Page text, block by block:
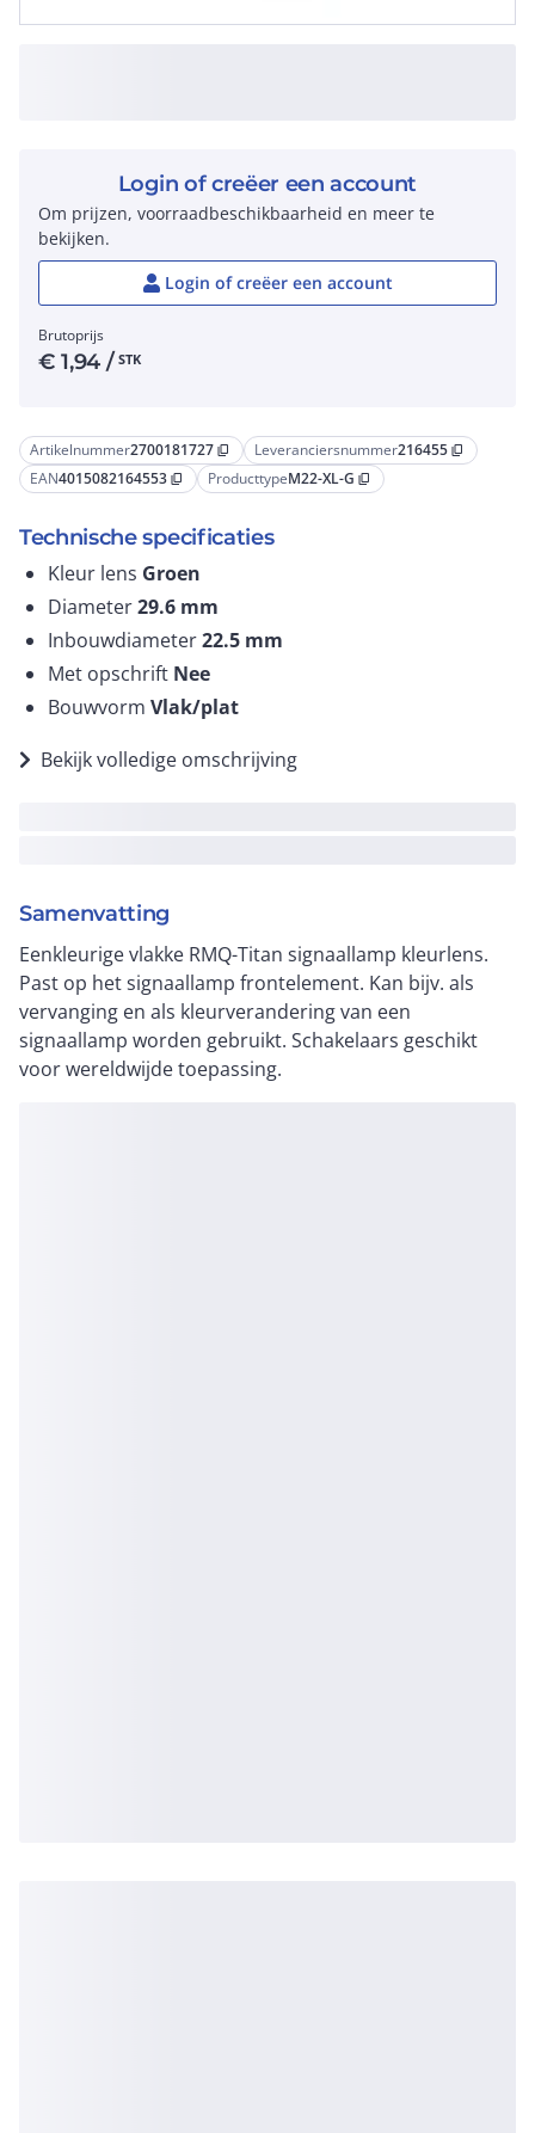
Artikelnummer2700181727 content_copy Leveranciersnummer216455 content_copy
EAN4015082164553 content_copy ProducttypeM22-XL-G content_copy
Technische specificaties
Kleur lens Groen
Diameter29.6 mm
Inbouwdiameter22.5 mm
Met opschrift Nee
Bouwvorm Vlak/plat
Bekijk volledige omschrijving
Samenvatting
Eenkleurige vlakke RMQ-Titan signaallamp kleurlens.
Past op het signaallamp frontelement. Kan bijv. als
vervanging en als kleurverandering van een
signaallamp worden gebruikt. Schakelaars geschikt
voor wereldwijde toepassing.
Login of creëer een account
Om prijzen, voorraadbeschikbaarheid en meer te
bekijken.
Login of creëer een account
Brutoprijs
€1,94 / STK